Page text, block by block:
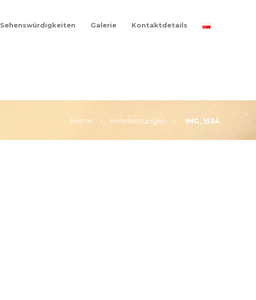
Sehenswürdigkeiten Galerie Kontaktdetails
Home Hotelleistungen IMG_1534